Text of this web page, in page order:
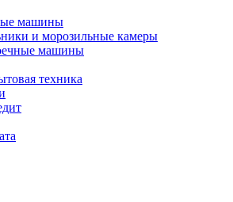
машины
и морозильные камеры
машины
техника